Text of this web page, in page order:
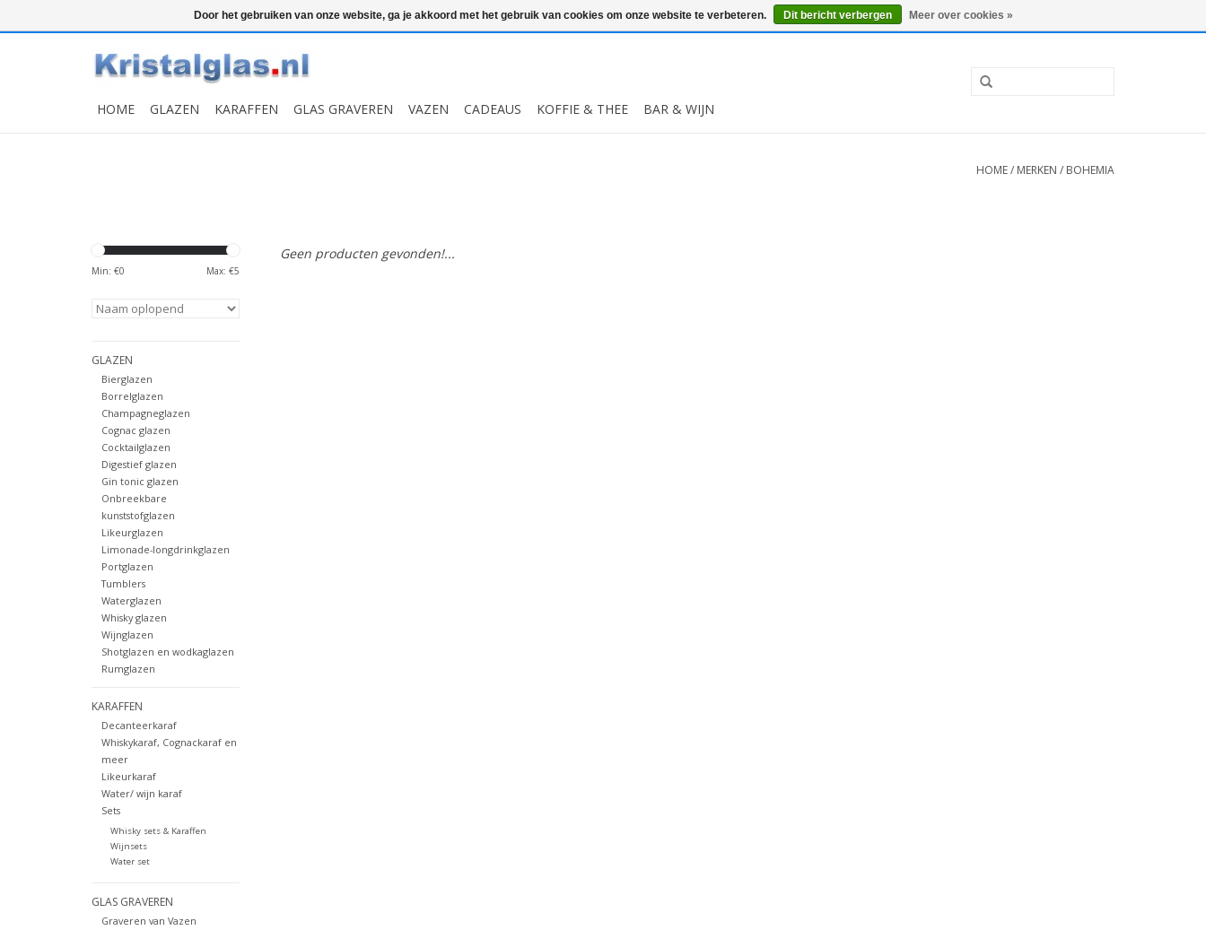
Snelle levering Graveren 0 Artikelen - €0,00 Mijn account / Registreren
HOME GLAZEN KARAFFEN GLAS GRAVEREN VAZEN CADEAUS KOFFIE & THEE BAR & WIJN
HOME/ MERKEN / BOHEMIA
Min: €0 Max: €5
GLAZEN
Bierglazen
Borrelglazen
Champagneglazen
Cognac glazen
Cocktailglazen
Digestief glazen
Gin tonic glazen
Onbreekbare
kunststofglazen
Likeurglazen
Limonade-longdrinkglazen
Portglazen
Tumblers
Waterglazen
Whisky glazen
Wijnglazen
Shotglazen en wodkaglazen
Rumglazen
KARAFFEN
Decanteerkaraf
Whiskykaraf, Cognackaraf en
meer
Likeurkaraf
Water/ wijn karaf
Sets
Whisky sets & Karaffen
Wijnsets
Water set
GLAS GRAVEREN
Graveren van Vazen
Geen producten gevonden!...
Door het gebruiken van onze website, ga je akkoord met het gebruik van cookies om onze website te verbeteren. Dit bericht verbergen Meer over cookies »